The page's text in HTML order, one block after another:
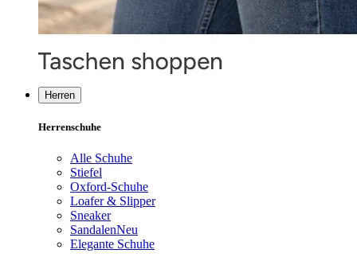
Herren
Herrenschuhe
Alle Schuhe
Stiefel
Oxford-Schuhe
Loafer & Slipper
Sneaker
SandalenNeu
Elegante Schuhe